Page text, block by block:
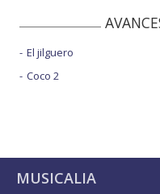
El jilguero
Coco 2
MUSICALIA